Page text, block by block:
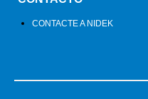
CONTACTE A NIDEK